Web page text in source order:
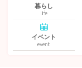
暮らし
life
イベント
event